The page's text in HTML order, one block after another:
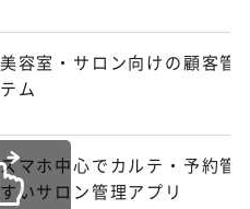
美容室・サロン向けの顧客管
テム
スマホ中心でカルテ・予約管
すいサロン管理アプリ